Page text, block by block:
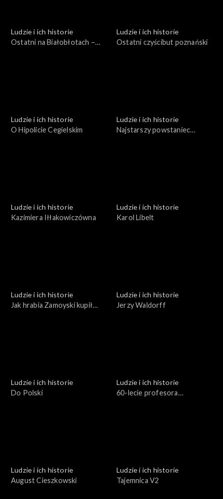
Ludzie i ich historie
Ostatni na Białobłotach –
Ludzie i ich historie
Ostatni czyścibut poznański
Ludzie i ich historie
O Hipolicie Cegielskim
Ludzie i ich historie
Najstarszy powstaniec
Ludzie i ich historie
Kazimiera Iłłakowiczówna
Ludzie i ich historie
Karol Libelt
Ludzie i ich historie
Jak hrabia Zamoyski kupił
Ludzie i ich historie
Jerzy Waldorff
Ludzie i ich historie
Do Polski
Ludzie i ich historie
60-lecie profesora
Ludzie i ich historie
August Cieszkowski
Ludzie i ich historie
Tajemnica V2